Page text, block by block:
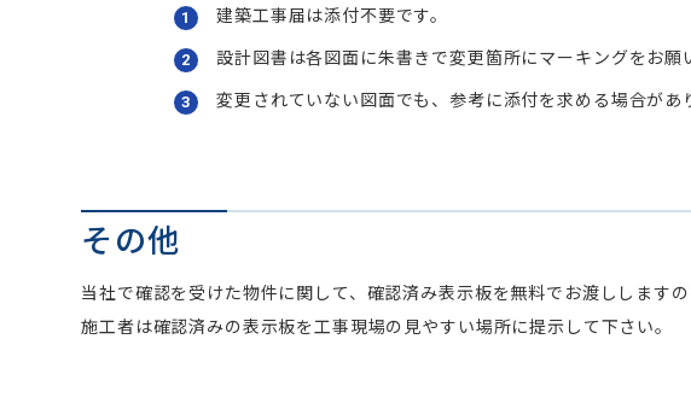
建築工事届は添付不要です。
設計図書は各図面に朱書きで変更箇所にマーキングをお願
変更されていない図面でも、参考に添付を求める場合があ
その他
当社で確認を受けた物件に関して、確認済み表示板を無料でお渡ししますの
施工者は確認済みの表示板を工事現場の見やすい場所に提示して下さい。